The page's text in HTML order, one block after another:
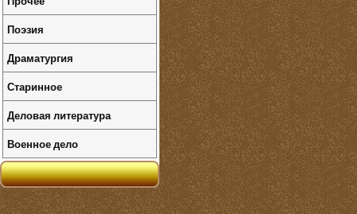
Поэзия
Драматургия
Старинное
Деловая литература
Военное дело